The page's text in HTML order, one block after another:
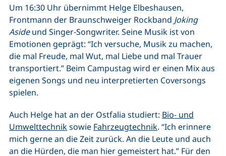
Um 16:30 Uhr übernimmt Helge Elbeshausen,
Frontmann der Braunschweiger Rockband Joking
Asideund Singer-Songwriter. Seine Musik ist von
Emotionen geprägt: “Ich versuche, Musik zu machen,
die mal Freude, mal Wut, mal Liebe und mal Trauer
transportiert.” Beim Campustag wird er einen Mix aus
eigenen Songs und neu interpretierten Coversongs
spielen.
Auch Helge hat an der Ostfalia studiert: Bio- und
Umwelttechniksowie Fahrzeugtechnik. “Ich erinnere
mich gerne an die Zeit zurück. An die Leute und auch
an die Hürden, die man hier gemeistert hat.” Für den